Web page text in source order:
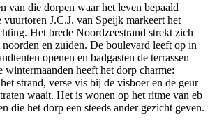
van die dorpen waar het leven bepaald
J.C.J. van Speijk markeert het
Het brede Noordzeestrand strekt zich
en zuiden. De boulevard leeft op in
openen en badgasten de terrassen
heeft het dorp charme:
strand, verse vis bij de visboer en de geur
waait. Het is wonen op het ritme van eb
die het dorp een steeds ander gezicht geven.